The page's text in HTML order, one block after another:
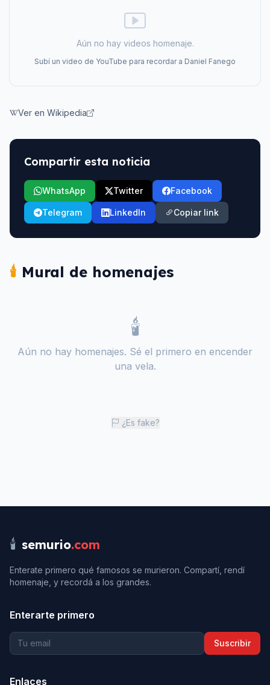
Aún no hay videos homenaje.
Subí un video de YouTube para recordar a Daniel Fanego
Ver en Wikipedia
Compartir esta noticia
WhatsApp Twitter Facebook
Telegram LinkedIn Copiar link
🕯️ Mural de homenajes
🕯️
Aún no hay homenajes. Sé el primero en encender
una vela.
¿Es fake?
🕯️ semurio.com
Enterate primero qué famosos se murieron. Compartí, rendí
homenaje, y recordá a los grandes.
Enterarte primero
Suscribir
Enlaces